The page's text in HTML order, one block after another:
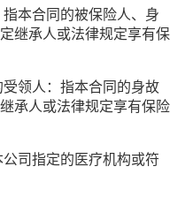
本合同的被保险人、身
继承人或法律规定享有保
领人：指本合同的身故
承人或法律规定享有保险
司指定的医疗机构或符